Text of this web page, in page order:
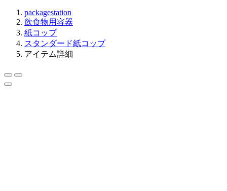
packagestation
飲食物用容器
紙コップ
スタンダード紙コップ
アイテム詳細